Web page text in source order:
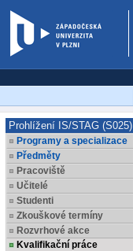
Prohlížení IS/STAG (S025)
Programy a specializace
Předměty
Pracoviště
Učitelé
Studenti
Zkouškové termíny
Rozvrhové akce
Kvalifikační práce